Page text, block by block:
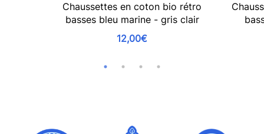
Chaussettes en coton bio rétro
basses bleu marine - gris clair
12,00€